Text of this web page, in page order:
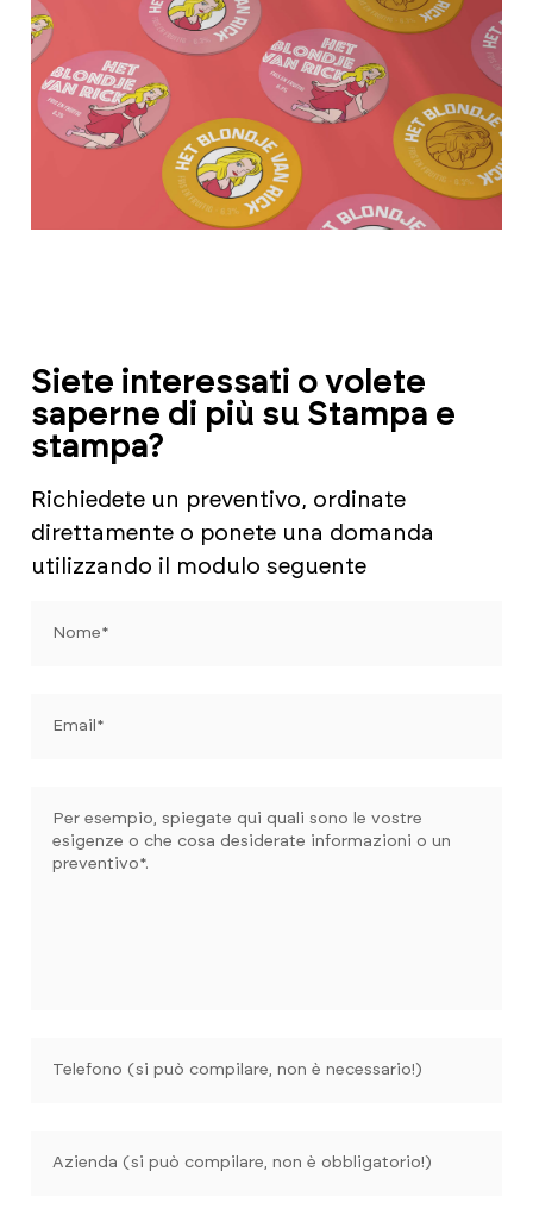
Siete interessati o volete
saperne di più su Stampa e
stampa?
Richiedete un preventivo, ordinate
direttamente o ponete una domanda
utilizzando il modulo seguente